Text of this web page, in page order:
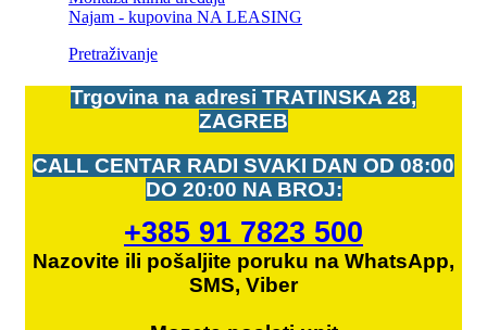
Najam - kupovina NA LEASING
Pretraživanje
Trgovina na adresi TRATINSKA 28,
ZAGREB
CALL CENTAR RADI SVAKI DAN OD 08:00
DO 20:00 NA BROJ:
+385 91 7823 500
Nazovite ili pošaljite poruku na WhatsApp,
SMS, Viber